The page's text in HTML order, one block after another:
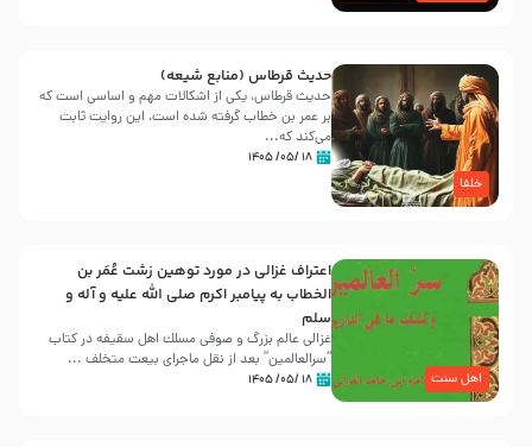
خلفا
حدیث قرطاس (منابع شیعه)
حدیث قرطاس، یکی از اشکالات مهم و اساسی است که
بر عمر بن خطاب گرفته شده است، این روایت ثابت
می‌کند که...
۱۸ /۰۵/ ۱۴۰۵
اهل سنت
اعتراف غزالی در مورد توهین زشت عُمَر بن
الخطاب به پیامبر اکرم صلی الله علیه و آله و
سلم
غزالی عالم بزرگ و صوفی مسلك اهل سقيفه در کتاب
“سرالعالمین” بعد از نقل ماجرای بیعت متخلف ...
۱۸ /۰۵/ ۱۴۰۵